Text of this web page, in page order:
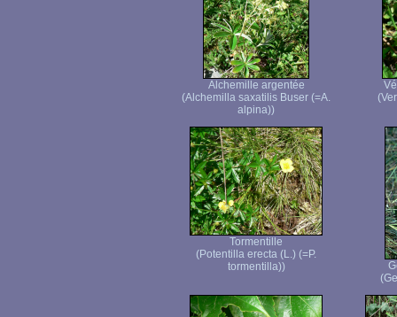
Alchemille argentée
(Alchemilla saxatilis Buser (=A.
alpina))
Tormentille
(Potentilla erecta (L.) (=P.
tormentilla))